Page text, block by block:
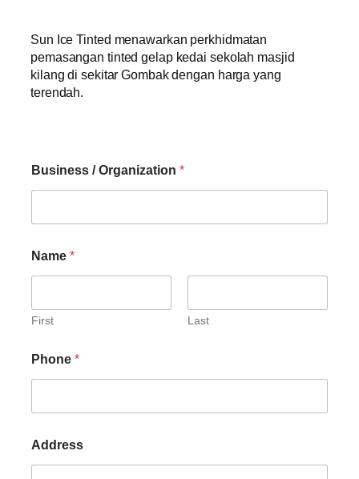
Sun Ice Tinted menawarkan perkhidmatan
pemasangan tinted gelap kedai sekolah masjid
kilang di sekitar Gombak dengan harga yang
terendah.
Business / Organization *
Name *
First Last
Phone *
Address